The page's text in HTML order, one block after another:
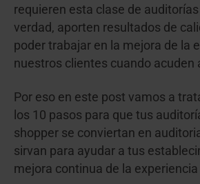
requieren esta clase de
verdad, aporten resultados de
poder trabajar en la mejora de la
nuestros clientes cuando acuden
Por eso en este post vamos a
los 10 pasos para que tus
shopper se conviertan en
sirvan para ayudar a tus
mejora continua de la